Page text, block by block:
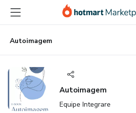
para
conteúdo
principal
para
pagamento
para
rodapé
Autoimagem
Autoimagem
Equipe Integrare